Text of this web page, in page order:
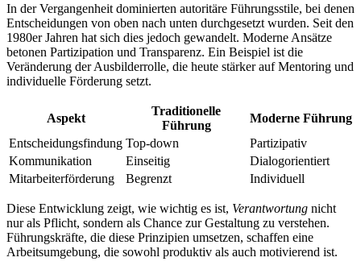
In der Vergangenheit dominierten autoritäre Führungsstile, bei denen
Entscheidungen von oben nach unten durchgesetzt wurden. Seit den
1980er Jahren hat sich dies jedoch gewandelt. Moderne Ansätze
betonen Partizipation und Transparenz. Ein Beispiel ist die
Veränderung der Ausbilderrolle, die heute stärker auf Mentoring und
individuelle Förderung setzt.
Aspekt
Traditionelle
Führung
Moderne Führung
Entscheidungsfindung Top-down
Partizipativ
Kommunikation
Einseitig
Dialogorientiert
Mitarbeiterförderung
Begrenzt Individuell
Diese Entwicklung zeigt, wie wichtig es ist, Verantwortung nicht
nur als Pflicht, sondern als Chance zur Gestaltung zu verstehen.
Führungskräfte, die diese Prinzipien umsetzen, schaffen eine
Arbeitsumgebung, die sowohl produktiv als auch motivierend ist.